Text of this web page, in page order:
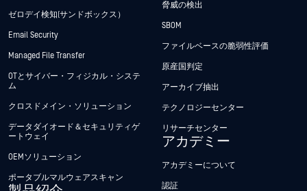
ゼロデイ検知(サンドボックス）
Email Security
Managed File Transfer
OTとサイバー・フィジカル・システ
ム
クロスドメイン・ソリューション
データダイオード＆セキュリティゲ
ートウェイ
OEMソリューション
ポータブルマルウェアスキャン
脅威の検出
SBOM
ファイルベースの脆弱性評価
原産国判定
アーカイブ抽出
テクノロジーセンター
リサーチセンター
アカデミー
アカデミーについて
認証